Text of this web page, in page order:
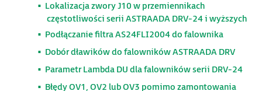
Lokalizacja zwory J10 w przemiennikach
częstotliwości serii ASTRAADA DRV-24 i wyższych
Podłączanie filtra AS24FLI2004 do falownika
Dobór dławików do falowników ASTRAADA DRV
Parametr Lambda DU dla falowników serii DRV-24
Błędy OV1, OV2 lub OV3 pomimo zamontowania